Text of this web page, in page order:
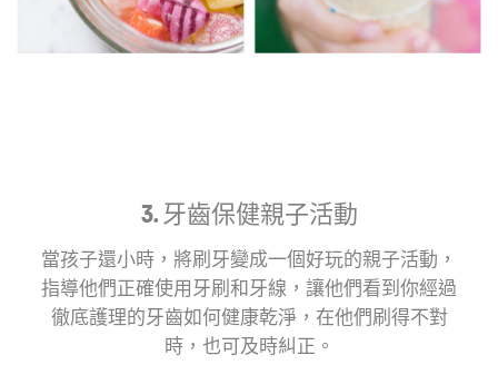
3. 牙齒保健親子活動
當孩子還小時，將刷牙變成一個好玩的親子活動，
指導他們正確使用牙刷和牙線，讓他們看到你經過
徹底護理的牙齒如何健康乾淨，在他們刷得不對
時，也可及時糾正。